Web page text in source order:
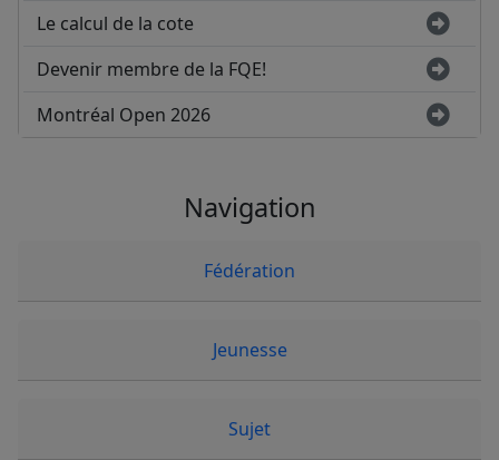
Le calcul de la cote
Devenir membre de la FQE!
Montréal Open 2026
Navigation
Fédération
Jeunesse
Sujet